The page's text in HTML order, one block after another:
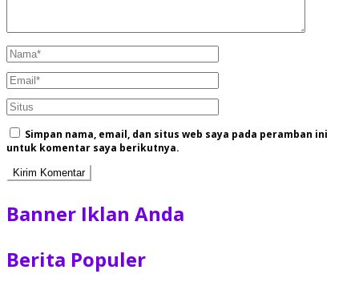
Simpan nama, email, dan situs web saya pada peramban ini
untuk komentar saya berikutnya.
Banner Iklan Anda
Berita Populer